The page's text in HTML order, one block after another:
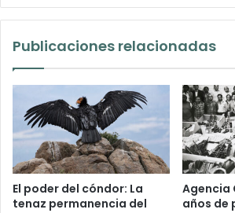
Publicaciones relacionadas
El poder del cóndor: La
tenaz permanencia del
Agencia
años de